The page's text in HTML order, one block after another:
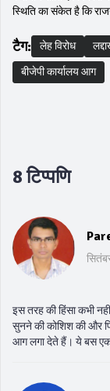
स्थिति का संकेत है कि
टैग: लेह विरोध
बीजेपी कार्यालय आग
8 टिप्पणि
इस तरह की हिंसा कभी
सुनने की कोशिश की और
आग लगा देते हैं। ये बस एक